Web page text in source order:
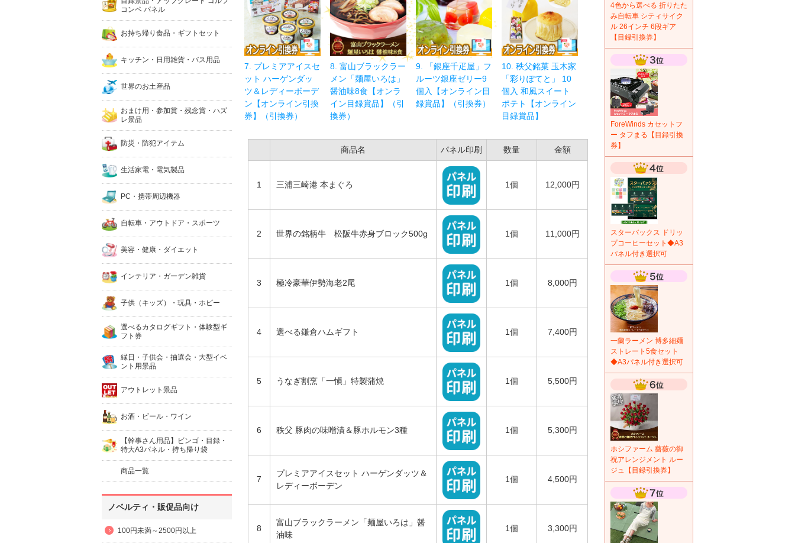
コンペ パネル
お持ち帰り食品・ギフトセット
キッチン・日用雑貨・バス用品
世界のお土産品
おまけ用・参加賞・残念賞・ハズ
レ景品
防災・防犯アイテム
生活家電・電気製品
PC・携帯周辺機器
自転車・アウトドア・スポーツ
美容・健康・ダイエット
インテリア・ガーデン雑貨
子供（キッズ）・玩具・ホビー
選べるカタログギフト・体験型ギ
フト券
縁日・子供会・抽選会・大型イベ
ント用景品
アウトレット景品
お酒・ビール・ワイン
【幹事さん用品】ビンゴ・目録・
特大A3パネル・持ち帰り袋
商品一覧
ノベルティ・販促品向け
100円未満～2500円以上
7. プレミアアイスセ
ット ハーゲンダッ
ツ＆レディーボーデ
ン【オンライン引換
券】（引換券）
8. 富山ブラックラー
メン「麺屋いろは」
醤油味8食【オンラ
イン目録賞品】（引
換券）
9. 「銀座千疋屋」フ
ルーツ銀座ゼリー9
個入【オンライン目
録賞品】（引換券）
10. 秩父銘菓 玉木家
「彩りぽてと」 10
個入 和風スイート
ポテト【オンライン
目録賞品】
商品名 パネル印刷 数量 金額
1 三浦三崎港 本まぐろ 1個 12,000円
2 世界の銘柄牛 松阪牛赤身ブロック500g 1個 11,000円
3 極冷豪華伊勢海老2尾 1個 8,000円
4 選べる鎌倉ハムギフト 1個 7,400円
5 うなぎ割烹「一愼」特製蒲焼 1個 5,500円
6 秩父 豚肉の味噌漬＆豚ホルモン3種 1個 5,300円
7
プレミアアイスセット ハーゲンダッツ＆
レディーボーデン
1個 4,500円
8
富山ブラックラーメン「麺屋いろは」醤
油味
1個 3,300円
4色から選べる 折りたた
み自転車 シティサイク
ル 26インチ 6段ギア
【目録引換券】
ForeWinds カセットフ
ー タフまる【目録引換
券】
スターバックス ドリッ
プコーヒーセット◆A3
パネル付き選択可
一蘭ラーメン 博多細麺
ストレート5食セット
◆A3パネル付き選択可
ホシファーム 薔薇の御
祝アレンジメント ルー
ジュ【目録引換券】